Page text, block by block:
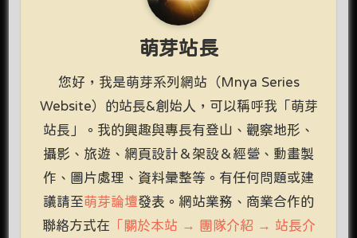
萌芽站長
您好，我是萌芽系列網站（Mnya Series
Website）的站長&創始人，可以稱呼我「萌芽
站長」。我的興趣與專長有登山、觀察地形、
攝影、旅遊、網頁設計＆架設＆經營、動畫製
作、圖片處理、資料彙整等。有任何問題或建
議請至萌芽論壇發表。網站業務、商業合作的
聯絡方式在 「關於本站 → 團隊介紹 → 站長介